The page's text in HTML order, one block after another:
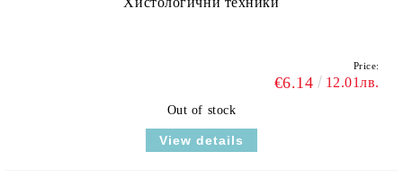
Price:
€6.14 12.01лв.
Out of stock
View details